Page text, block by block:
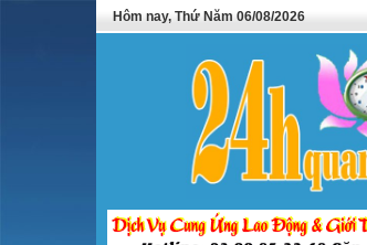
Hôm nay, Thứ Năm 06/08/2026